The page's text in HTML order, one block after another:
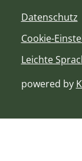
Datenschutz
Cookie-
Leichte
powered by